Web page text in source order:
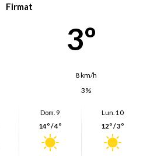
Firmat
3º
8 km/h
3%
Dom. 9
14º / 4º
Lun. 10
12º / 3º